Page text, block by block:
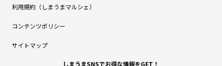
利用規約（しまうまマルシェ）
コンテンツポリシー
サイトマップ
しまうまSNSでお得な情報をGET！